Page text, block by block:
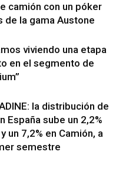
camión con un póker
de la gama Austone
viviendo una etapa
en el segmento de
la distribución de
España sube un 2,2%
un 7,2% en Camión, a
semestre